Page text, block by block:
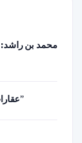
محمد بن راشد:
“عقارات الإمارات: رؤية مستقبلية تحت راية الاتحاد”